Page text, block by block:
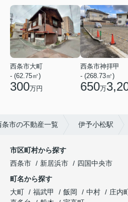
西条市大町
- (62.75㎡)
300万円
西条市神拝甲
- (268.73㎡)
650万
条市の不動産一覧 伊予小松駅
市区町村から探す
西条市
新居浜市
四国中央市
町名から探す
大町
福武甲 飯岡 中村 庄内